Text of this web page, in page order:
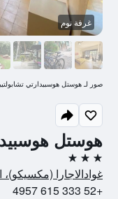
هوستل
3 نجوم
غوادالاجارا
+52 333 615 4957
غرفة نوم
صور لـ هوستل هوسبيدارتي